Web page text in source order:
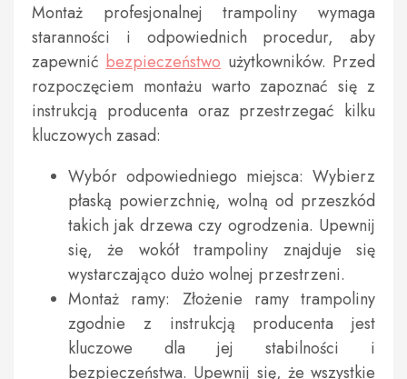
Montaż profesjonalnej trampoliny wymaga
staranności i odpowiednich procedur, aby
zapewnić bezpieczeństwo użytkowników. Przed
rozpoczęciem montażu warto zapoznać się z
instrukcją producenta oraz przestrzegać kilku
kluczowych zasad:
Wybór odpowiedniego miejsca: Wybierz
płaską powierzchnię, wolną od przeszkód
takich jak drzewa czy ogrodzenia. Upewnij
się, że wokół trampoliny znajduje się
wystarczająco dużo wolnej przestrzeni.
Montaż ramy: Złożenie ramy trampoliny
zgodnie z instrukcją producenta jest
kluczowe dla jej stabilności i
bezpieczeństwa. Upewnij się, że wszystkie